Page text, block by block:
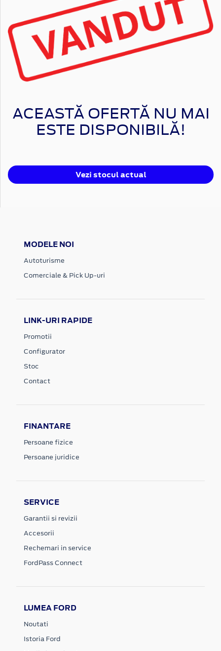
ACEASTĂ OFERTĂ NU MAI
ESTE DISPONIBILĂ!
Vezi stocul actual
MODELE NOI
Autoturisme
Comerciale & Pick Up-uri
LINK-URI RAPIDE
Promotii
Configurator
Stoc
Contact
FINANTARE
Persoane fizice
Persoane juridice
SERVICE
Garantii si revizii
Accesorii
Rechemari in service
FordPass Connect
LUMEA FORD
Noutati
Istoria Ford